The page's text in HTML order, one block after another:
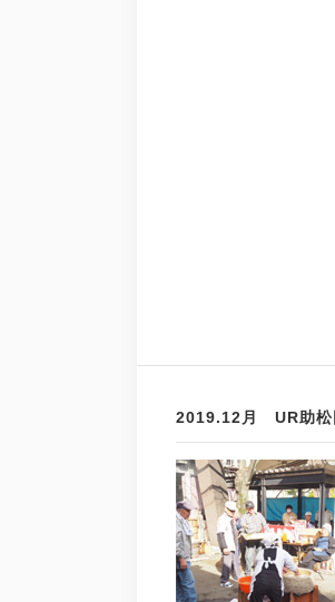
2019.12月 UR助松